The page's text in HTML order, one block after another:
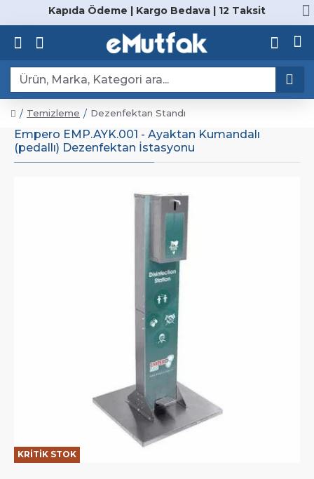
Kapıda Ödeme | Kargo Bedava | 12 Taksit
Temizleme Dezenfektan Standı
Empero EMP.AYK.001 - Ayaktan Kumandalı
(pedallı) Dezenfektan İstasyonu
KRİTİK STOK